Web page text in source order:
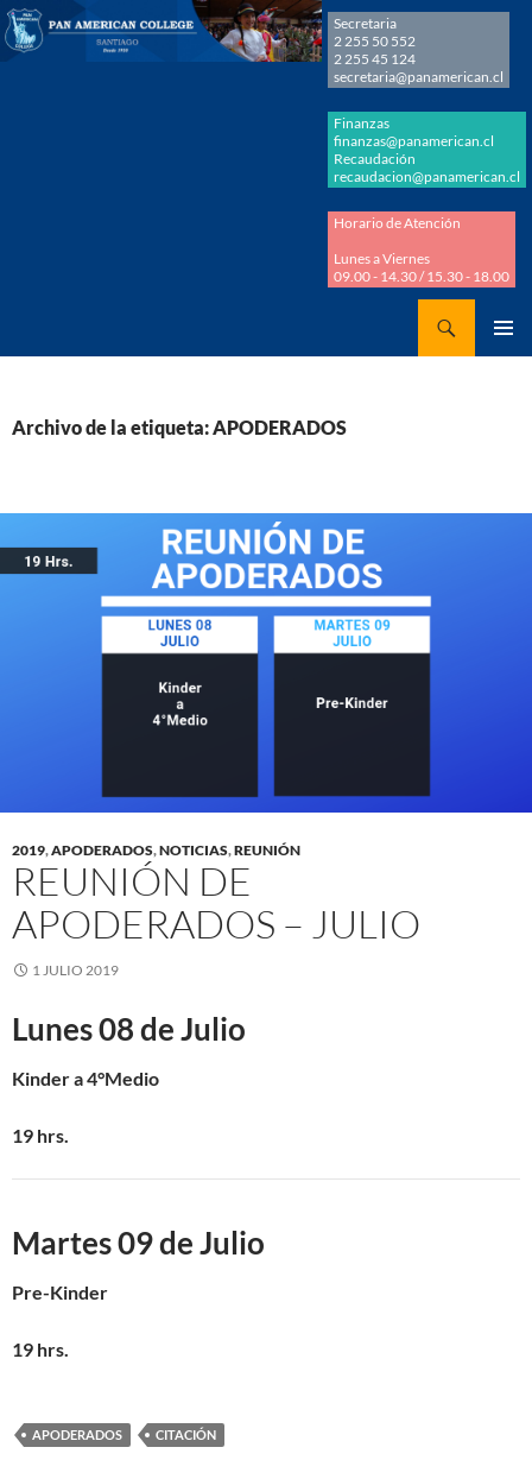
Secretaria
2 255 50 552
2 255 45 124
secretaria@panamerican.cl
Finanzas
finanzas@panamerican.cl
Recaudación
recaudacion@panamerican.cl
Horario de Atención
Lunes a Viernes
09.00 - 14.30 / 15.30 - 18.00
Archivo de la etiqueta: APODERADOS
2019,APODERADOS,NOTICIAS,REUNIÓN
REUNIÓN DE
APODERADOS – JULIO
1 JULIO 2019
Lunes 08 de Julio
Kindera 4°Medio
19 hrs.
Martes 09 de Julio
Pre-Kinder
19 hrs.
APODERADOS CITACIÓN